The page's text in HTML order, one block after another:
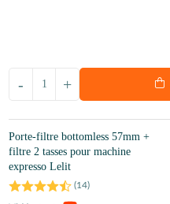
+
-
Porte-filtre bottomless 57mm +
filtre 2 tasses pour machine
expresso Lelit
(14)